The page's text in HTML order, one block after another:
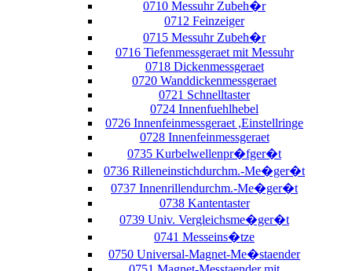
0710 Messuhr Zubeh�r
0712 Feinzeiger
0715 Messuhr Zubeh�r
0716 Tiefenmessgeraet mit Messuhr
0718 Dickenmessgeraet
0720 Wanddickenmessgeraet
0721 Schnelltaster
0724 Innenfuehlhebel
0726 Innenfeinmessgeraet ,Einstellringe
0728 Innenfeinmessgeraet
0735 Kurbelwellenpr�fger�t
0736 Rilleneinstichdurchm.-Me�ger�t
0737 Innenrillendurchm.-Me�ger�t
0738 Kantentaster
0739 Univ. Vergleichsme�ger�t
0741 Messeins�tze
0750 Universal-Magnet-Me�staender